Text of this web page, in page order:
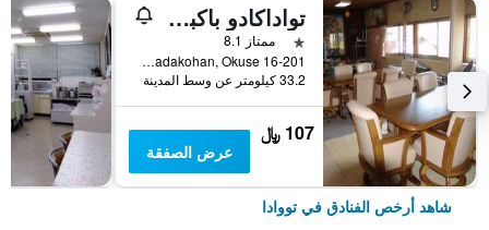
تواداكادو باكبكرز
نجمة واحدة
ممتاز 8.1
16-201 Yasumiya, Towadakohan, Okuse, تووادا, اليابان
33.2 كيلومتر عن وسط المدينة
107 ﷼
عرض الصفقة
شاهد أرخص الفنادق في تووادا